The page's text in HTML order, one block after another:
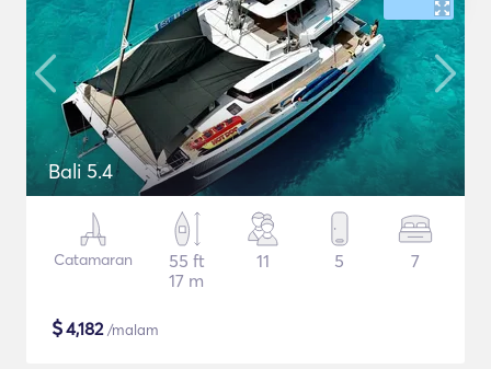
Bali 5.4
Catamaran
55 ft
17 m
11 5 7
$4,182/malam